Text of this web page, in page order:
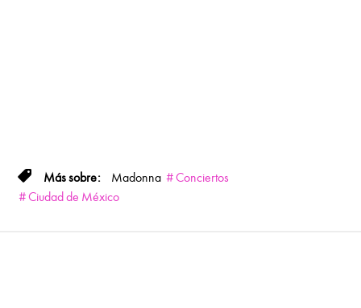
Madonna
Conciertos
Ciudad de México